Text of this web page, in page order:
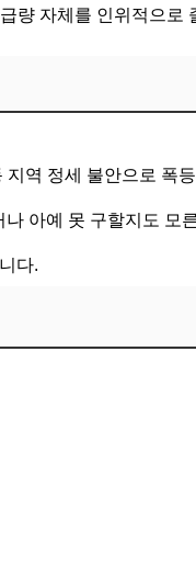
량 자체를 인위적으로
역 정세 불안으로 폭
아예 못 구할지도 모
다.